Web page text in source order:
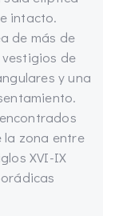
intacto.
de más de
de
y una
zona entre
XVI-IX